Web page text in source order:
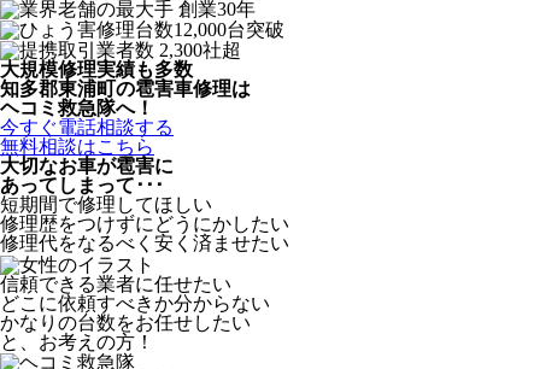
大規模修理実績も多数
知多郡東浦町の雹害車修理は
ヘコミ救急隊へ！
今すぐ電話相談する
無料相談はこちら
大切なお車が雹害に
あってしまって･･･
短期間で修理してほしい
修理歴をつけずにどうにかしたい
修理代をなるべく安く済ませたい
信頼できる業者に任せたい
どこに依頼すべきか分からない
かなりの台数をお任せしたい
と、お考えの方！